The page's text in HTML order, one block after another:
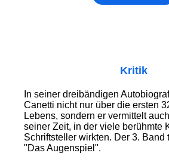
Kritik
In seiner dreibändigen
Canetti nicht nur über die ersten
Lebens, sondern er vermittelt
seiner Zeit, in der viele berühmte
Schriftsteller wirkten. Der 3. Band
"Das Augenspiel".